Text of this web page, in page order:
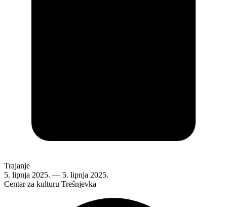
Trajanje
5. lipnja 2025. — 5. lipnja 2025.
Centar za kulturu Trešnjevka